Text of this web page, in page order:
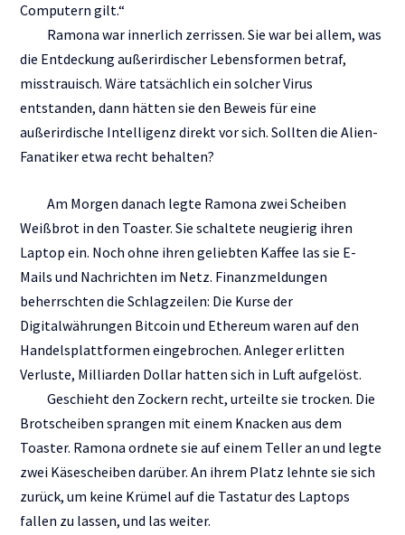
Computern gilt.“
Ramona war innerlich zerrissen. Sie war bei allem, was
die Entdeckung außerirdischer Lebensformen betraf,
misstrauisch. Wäre tatsächlich ein solcher Virus
entstanden, dann hätten sie den Beweis für eine
außerirdische Intelligenz direkt vor sich. Sollten die Alien-
Fanatiker etwa recht behalten?
Am Morgen danach legte Ramona zwei Scheiben
Weißbrot in den Toaster. Sie schaltete neugierig ihren
Laptop ein. Noch ohne ihren geliebten Kaffee las sie E-
Mails und Nachrichten im Netz. Finanzmeldungen
beherrschten die Schlagzeilen: Die Kurse der
Digitalwährungen Bitcoin und Ethereum waren auf den
Handelsplattformen eingebrochen. Anleger erlitten
Verluste, Milliarden Dollar hatten sich in Luft aufgelöst.
Geschieht den Zockern recht, urteilte sie trocken. Die
Brotscheiben sprangen mit einem Knacken aus dem
Toaster. Ramona ordnete sie auf einem Teller an und legte
zwei Käsescheiben darüber. An ihrem Platz lehnte sie sich
zurück, um keine Krümel auf die Tastatur des Laptops
fallen zu lassen, und las weiter.